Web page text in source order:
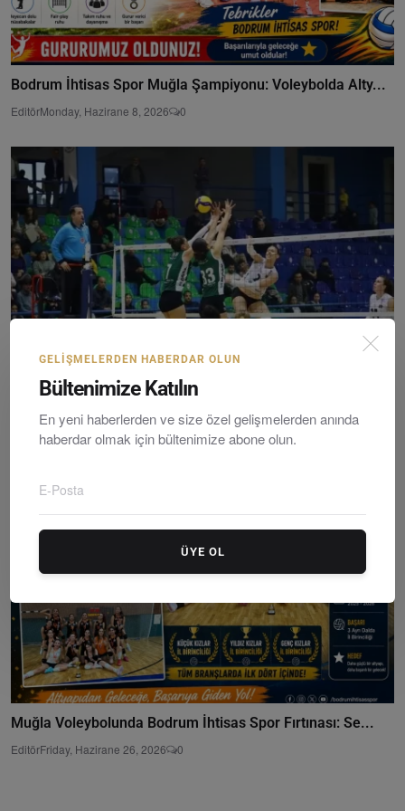
Bodrum İhtisas Spor Muğla Şampiyonu: Voleybolda Alty...
EditörMonday, Hazirane 8, 2026 0
Saturday, Ocakuary 4, 2025
Muğla Voleybolunda Bodrum İhtisas Spor Fırtınası: Se...
EditörFriday, Hazirane 26, 2026 0
GELIŞMELERDEN HABERDAR OLUN
Bültenimize Katılın
En yeni haberlerden ve size özel gelişmelerden anında
haberdar olmak için bültenimize abone olun.
ÜYE OL